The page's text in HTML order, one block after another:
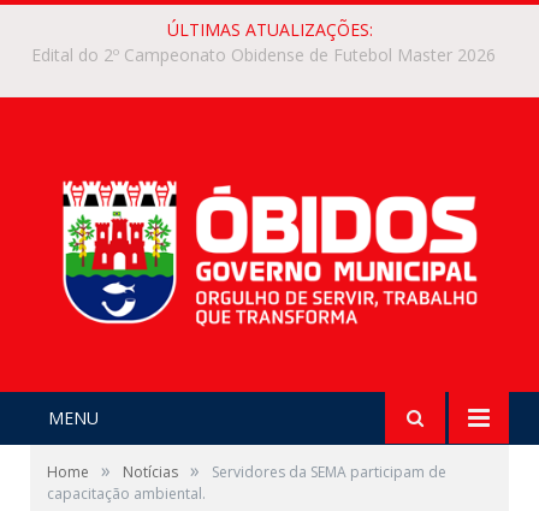
ÚLTIMAS ATUALIZAÇÕES:
EDITAL Nº 001/2026 – III COPA DA INTEGRAÇÃO DE FUTEBOL FEMININO 2026 DO MUNICÍPIO DE ÓBIDOS
MENU
Home » Notícias »
Servidores da SEMA participam de
capacitação ambiental.